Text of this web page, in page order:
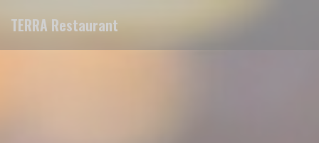
TERRA Restaurant